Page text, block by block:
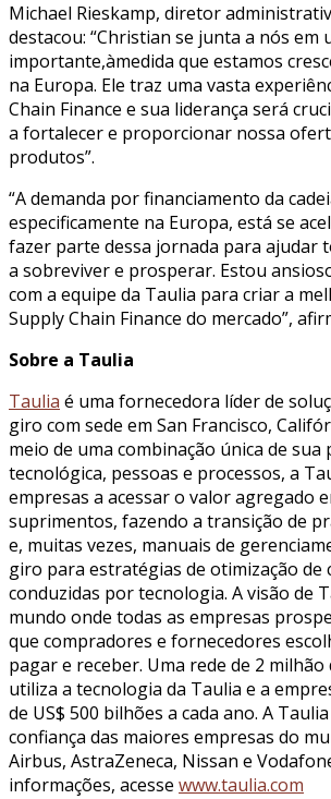
Michael Rieskamp, diretor
destacou: “Christian se junta a nós em
importante,àmedida que estamos
na Europa. Ele traz uma vasta
Chain Finance e sua liderança será
a fortalecer e proporcionar nossa
produtos”.
“A demanda por financiamento da
especificamente na Europa, está se
fazer parte dessa jornada para ajudar
a sobreviver e prosperar. Estou
com a equipe da Taulia para criar a
Supply Chain Finance do mercado”,
Sobre a Taulia
Taulia é uma fornecedora líder de
giro com sede em San Francisco,
meio de uma combinação única de
tecnológica, pessoas e processos, a
empresas a acessar o valor agregado
suprimentos, fazendo a transição de
e, muitas vezes, manuais de
giro para estratégias de otimização de
conduzidas por tecnologia. A visão de
mundo onde todas as empresas
que compradores e fornecedores
pagar e receber. Uma rede de 2 milhão
utiliza a tecnologia da Taulia e a
de US$ 500 bilhões a cada ano. A
confiança das maiores empresas do
Airbus, AstraZeneca, Nissan e
informações, acesse www.taulia.com